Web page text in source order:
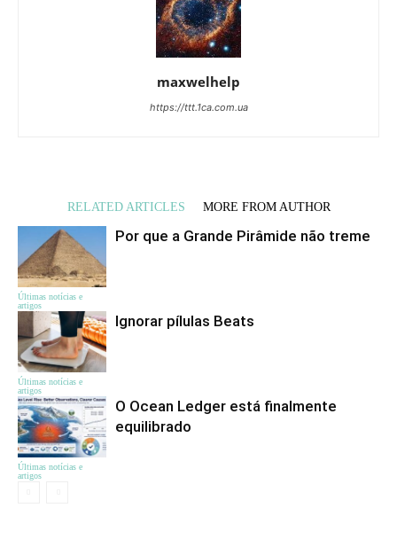
maxwelhelp
https://ttt.1ca.com.ua
RELATED ARTICLES MORE FROM AUTHOR
Últimas notícias e
artigos
Por que a Grande Pirâmide não treme
Últimas notícias e
artigos
Ignorar pílulas Beats
Últimas notícias e
artigos
O Ocean Ledger está finalmente
equilibrado